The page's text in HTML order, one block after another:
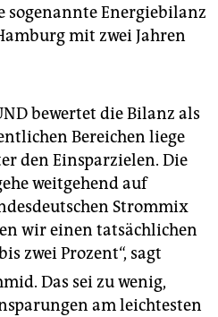
sogenannte Energiebilanz
mit zwei Jahren
bewertet die Bilanz als
Bereichen liege
den Einsparzielen. Die
weitgehend auf
Strommix
wir einen tatsächlichen
zwei Prozent“, sagt
Das sei zu wenig,
am leichtesten